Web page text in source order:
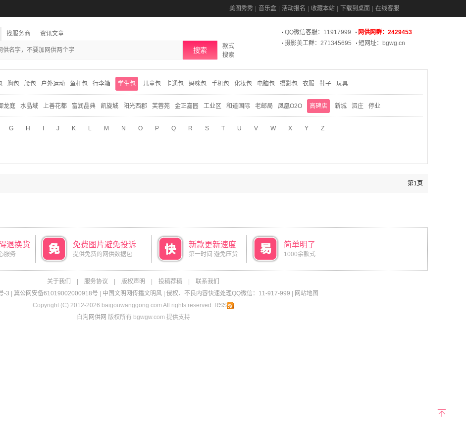
美图秀秀 音乐盒 活动报名 收藏本站 下载到桌面 在线客服
找服务商 资讯文章
搜索
款式
搜索
QQ微信客服：11917999
网供网群：2429453
摄影美工群：271345695
短网址：bgwg.cn
胸包 腰包 户外运动 鱼杆包 行李箱 学生包 儿童包 卡通包 妈咪包 手机包 化妆包 电脑包 摄影包 衣服 鞋子 玩具
龙庭 水晶域 上善花都 富润晶典 凯旋城 阳光西郡 芙蓉苑 金正嘉园 工业区 和道国际 老邮局 凤凰O2O 高碑店 新城 泗庄 停业
G H J K L M N O P Q R S T U V W X Y Z
第1页
退换货
服务
免费图片避免投诉
提供免费的网供数据包
新款更新速度
第一时间 避免压货
简单明了
1000余款式
关于我们 服务协议 版权声明 投稿荐稿
联系我们
-3
冀公网安备61019002000918号 中国文明网传播文明风| 侵权、不良内容快速处理QQ微信：11-917-999
网站地图
Copyright (C) 2012-2026 baigouwanggong.com All rights reserved. RSS
白沟网供网 版权所有 bgwgw.com 提供支持